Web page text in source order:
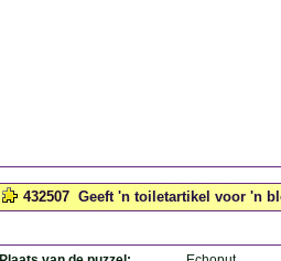
432507 Geeft 'n toiletartikel voor 'n